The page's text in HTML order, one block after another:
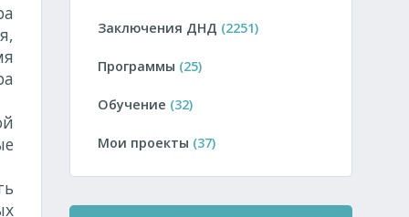
Заключения ДНД (2251)
Программы (25)
Обучение (32)
Мои проекты (37)